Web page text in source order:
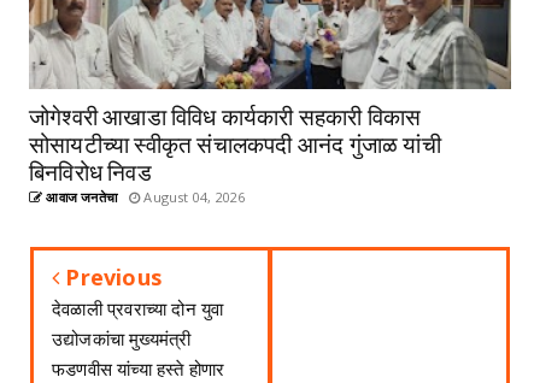
जोगेश्वरी आखाडा विविध कार्यकारी सहकारी विकास
सोसायटीच्या स्वीकृत संचालकपदी आनंद गुंजाळ यांची
बिनविरोध निवड
आवाज जनतेचा August 04, 2026
Previous
देवळाली प्रवराच्या दोन युवा
उद्योजकांचा मुख्यमंत्री
फडणवीस यांच्या हस्ते होणार